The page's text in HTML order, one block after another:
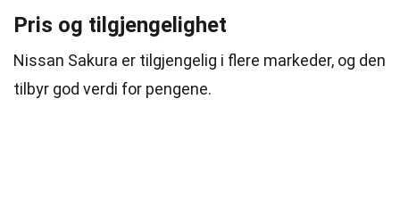
Pris og tilgjengelighet
Nissan Sakura er tilgjengelig i flere markeder, og den
tilbyr god verdi for pengene.